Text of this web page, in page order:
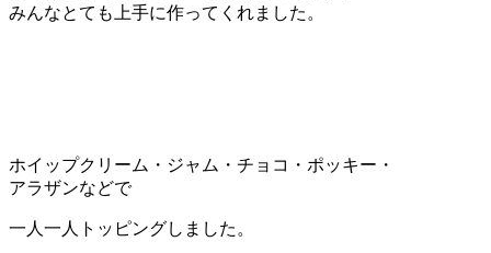
みんなとても上手に作ってくれました。
ホイップクリーム・ジャム・チョコ・ポッキー・
アラザンなどで
一人一人トッピングしました。